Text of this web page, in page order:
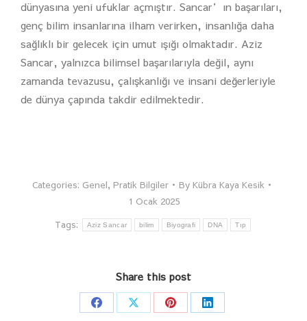
dünyasına yeni ufuklar açmıştır. Sancar’ın başarıları,
genç bilim insanlarına ilham verirken, insanlığa daha
sağlıklı bir gelecek için umut ışığı olmaktadır. Aziz
Sancar, yalnızca bilimsel başarılarıyla değil, aynı
zamanda tevazusu, çalışkanlığı ve insani değerleriyle
de dünya çapında takdir edilmektedir.
Categories: Genel, Pratik Bilgiler By Kübra Kaya Kesik
1 Ocak 2025
Tags:
Aziz Sancar bilim Biyografi DNA Tıp
Share this post
Share Share Share Share